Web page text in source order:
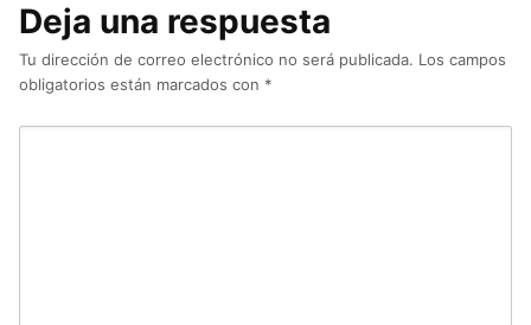
Deja una respuesta
Tu dirección de correo electrónico no será publicada. Los campos
obligatorios están marcados con *